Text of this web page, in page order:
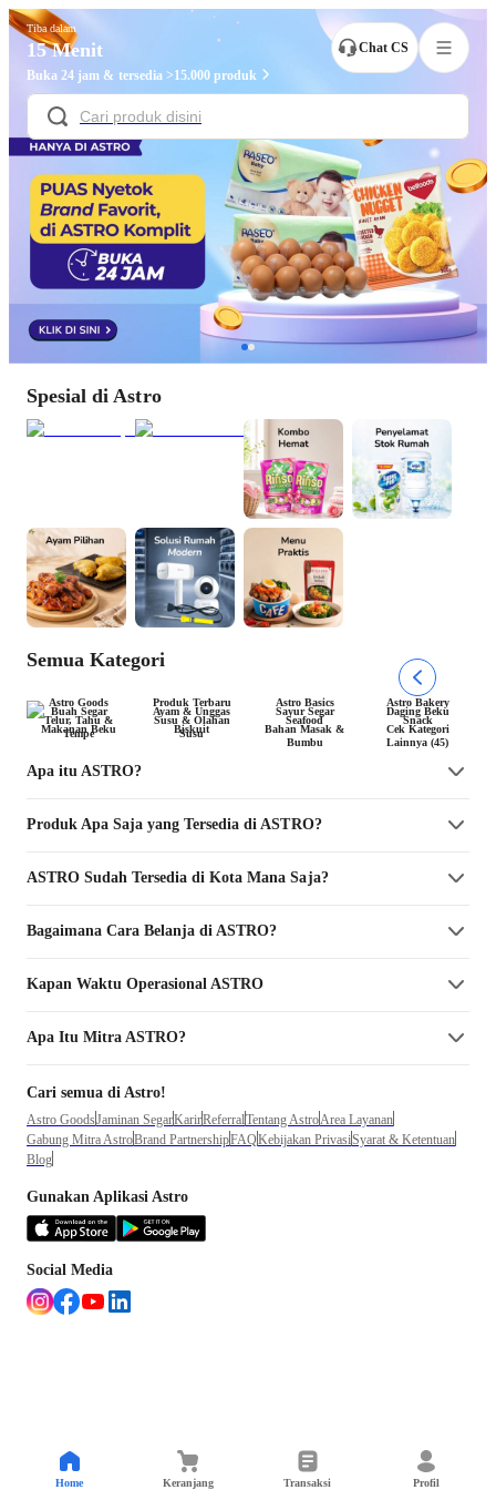
Tiba dalam
15 Menit
Buka 24 jam & tersedia >15.000 produk
Chat CS
Spesial di Astro
Semua Kategori
Astro Goods Produk Terbaru Astro Basics Astro Bakery
Buah Segar Ayam & Unggas Sayur Segar Daging Beku
Telur, Tahu &
Tempe
Susu & Olahan
Susu
Seafood Snack
Makanan Beku Biskuit
Bahan Masak &
Bumbu
Cek Kategori
Lainnya (45)
Home Keranjang Transaksi Profil
Apa itu ASTRO?
Produk Apa Saja yang Tersedia di ASTRO?
ASTRO Sudah Tersedia di Kota Mana Saja?
Bagaimana Cara Belanja di ASTRO?
Kapan Waktu Operasional ASTRO
Apa Itu Mitra ASTRO?
Cari semua di Astro!
Astro GoodsJaminan SegarKarirReferralTentang AstroArea Layanan
Gabung Mitra AstroBrand PartnershipFAQKebijakan PrivasiSyarat & Ketentuan
Blog
Gunakan Aplikasi Astro
Social Media